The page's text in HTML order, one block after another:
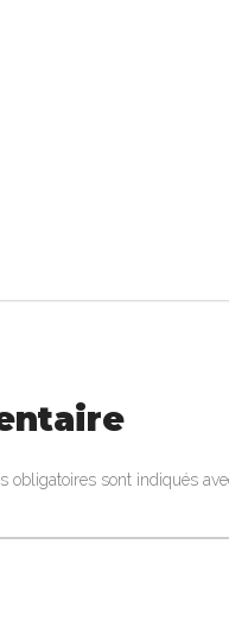
obligatoires sont indiqués